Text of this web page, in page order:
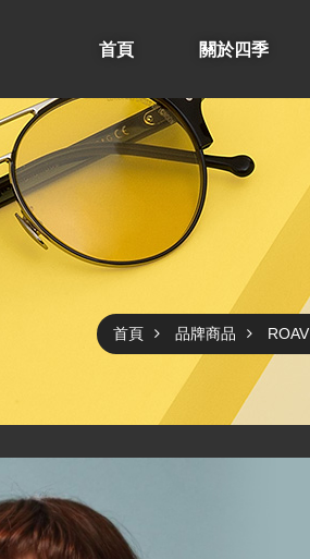
首頁 關於四季
首頁 品牌商品 ROAV